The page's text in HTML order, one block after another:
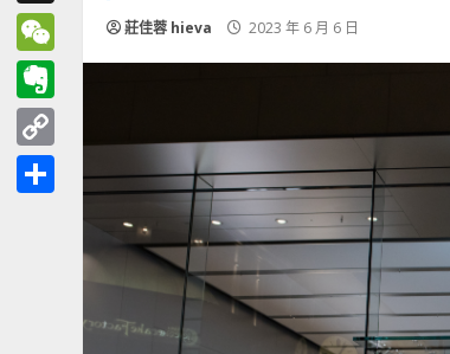
莊佳蓉 hieva 2023 年 6 月 6 日
Threads
WeChat
Evernote
Copy